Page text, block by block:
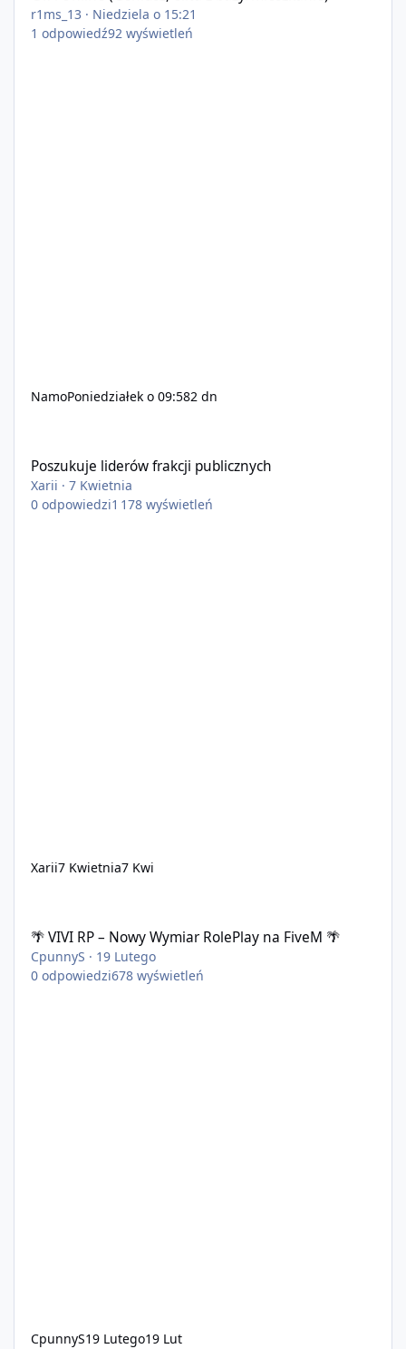
r1ms_13 · Niedziela o 15:21
1 odpowiedź92 wyświetleń
NamoPoniedziałek o 09:582 dn
Poszukuje liderów frakcji publicznych
Xarii ·7 Kwietnia
0 odpowiedzi1 178 wyświetleń
Xarii7 Kwietnia7 Kwi
🌴 VIVI RP – Nowy Wymiar RolePlay na FiveM 🌴
CpunnyS · 19 Lutego
0 odpowiedzi678 wyświetleń
CpunnyS19 Lutego19 Lut